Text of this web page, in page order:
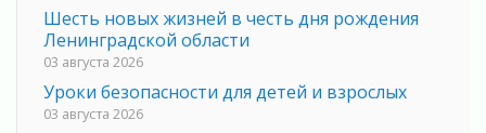
Шесть новых жизней в честь дня рождения
Ленинградской области
03 августа 2026
Уроки безопасности для детей и взрослых
03 августа 2026